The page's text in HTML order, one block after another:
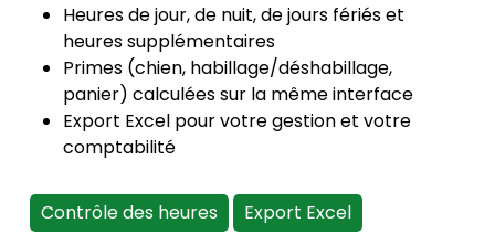
Heures de jour, de nuit, de jours fériés et
heures supplémentaires
Primes (chien, habillage/déshabillage,
panier) calculées sur la même interface
Export Excel pour votre gestion et votre
comptabilité
Contrôle des heures Export Excel